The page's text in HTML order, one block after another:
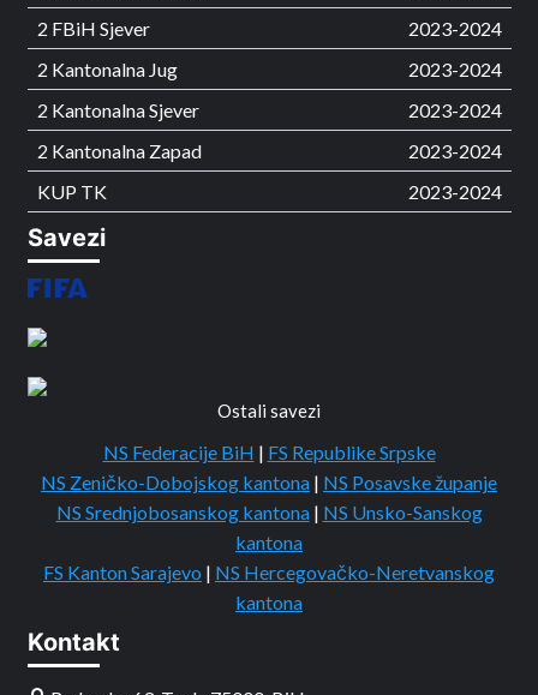
2 FBiH Sjever
2023-2024
2 Kantonalna Jug
2023-2024
2 Kantonalna Sjever
2023-2024
2 Kantonalna Zapad
2023-2024
KUP TK
2023-2024
Savezi
Ostali savezi
NS Federacije BiH | FS Republike Srpske
NS Zeničko-Dobojskog kantona | NS Posavske županje
NS Srednjobosanskog kantona | NS Unsko-Sanskog
kantona
FS Kanton Sarajevo | NS Hercegovačko-Neretvanskog
kantona
Kontakt